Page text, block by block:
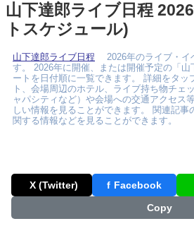
山下達郎ライブ日程
トスケジュール)
山下達郎ライブ日程 2026年のライブ・イ
す。 2026年に開催、または開催予定の「
ートを日付順に一覧できます。 詳細をタッ
ト、会場周辺のホテル、ライブ持ち物チェ
ャパシティなど）や会場への交通アクセス
しい情報を見ることができます。 関連記事
関する情報などを見ることができます。
X (Twitter) f Facebook
Copy